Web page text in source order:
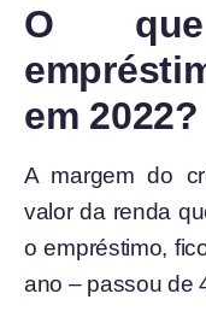
O
em 2022?
A margem do
valor da renda
o empréstimo,
ano – passou de